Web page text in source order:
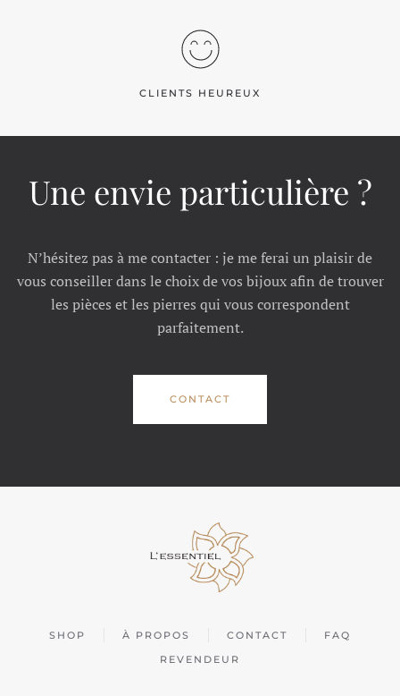
CLIENTS HEUREUX
Une envie particulière ?
N’hésitez pas à me contacter : je me ferai un plaisir de
vous conseiller dans le choix de vos bijoux afin de trouver
les pièces et les pierres qui vous correspondent
parfaitement.
CONTACT
SHOP À PROPOS CONTACT
FAQ
REVENDEUR